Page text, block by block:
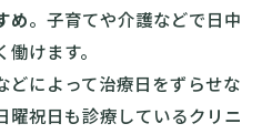
め。子育てや介護などで日中
けます。
どによって治療日をずらせな
曜祝日も診療しているクリニ